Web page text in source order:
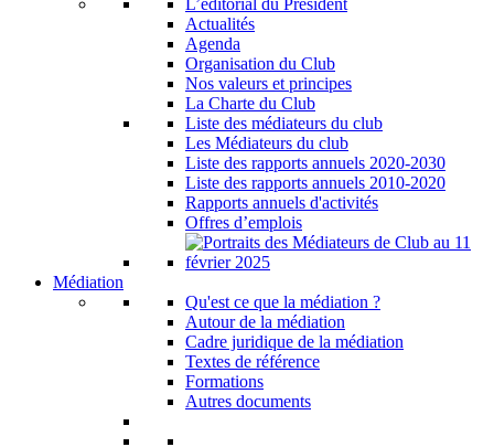
L’éditorial du Président
Actualités
Agenda
Organisation du Club
Nos valeurs et principes
La Charte du Club
Liste des médiateurs du club
Les Médiateurs du club
Liste des rapports annuels 2020-2030
Liste des rapports annuels 2010-2020
Rapports annuels d'activités
Offres d’emplois
Médiation
Qu'est ce que la médiation ?
Autour de la médiation
Cadre juridique de la médiation
Textes de référence
Formations
Autres documents